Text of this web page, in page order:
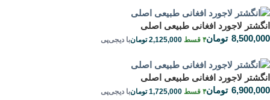
انگشتر لاجورد افغانی طبیعی اصلی
8,500,000 تومان۴ قسط 2,125,000 تومانبا دیجی‌پی
انگشتر لاجورد افغانی طبیعی اصلی
6,900,000 تومان۴ قسط 1,725,000 تومانبا دیجی‌پی